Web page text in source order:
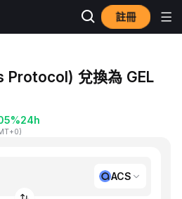
註冊
Protocol) 兌換為 GEL
24h
)
ACS